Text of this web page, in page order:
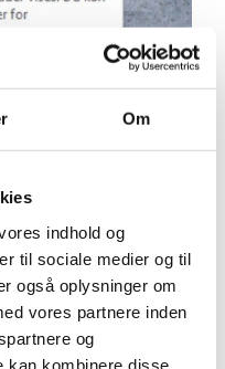
Om
indhold og
til sociale medier og til
også oplysninger om
vores partnere inden
og
kan kombinere disse
af et logo
udskreven side, kan du
for at teste det (for
i masteren.
lukker du